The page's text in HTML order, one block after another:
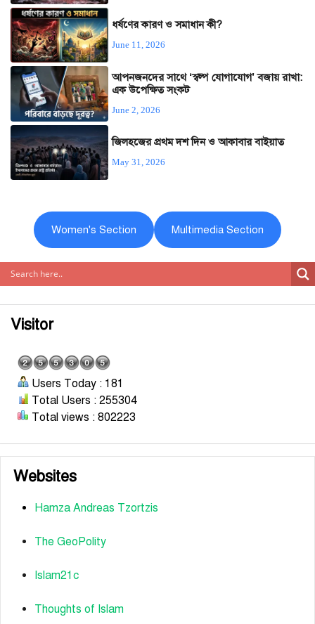
ধর্ষণের কারণ ও সমাধান কী?
June 11, 2026
আপনজনদের সাথে ‘স্বল্প যোগাযোগ’ বজায় রাখা:
এক উপেক্ষিত সংকট
June 2, 2026
জিলহজের প্রথম দশ দিন ও আকাবার বাইয়াত
May 31, 2026
Women's Section Multimedia Section
Visitor
Users Today : 181
Total Users : 255304
Total views : 802223
Websites
Hamza Andreas Tzortzis
The GeoPolity
Islam21c
Thoughts of Islam